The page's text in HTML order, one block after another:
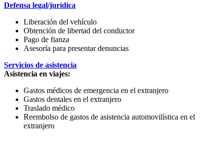
Defensa legal/jurídica
Liberación del vehículo
Obtención de libertad del conductor
Pago de fianza
Asesoría para presentar denuncias
Servicios de asistencia
Asistencia en viajes:
Gastos médicos de emergencia en el extranjero
Gastos dentales en el extranjero
Traslado médico
Reembolso de gastos de asistencia automovilística en el
extranjero